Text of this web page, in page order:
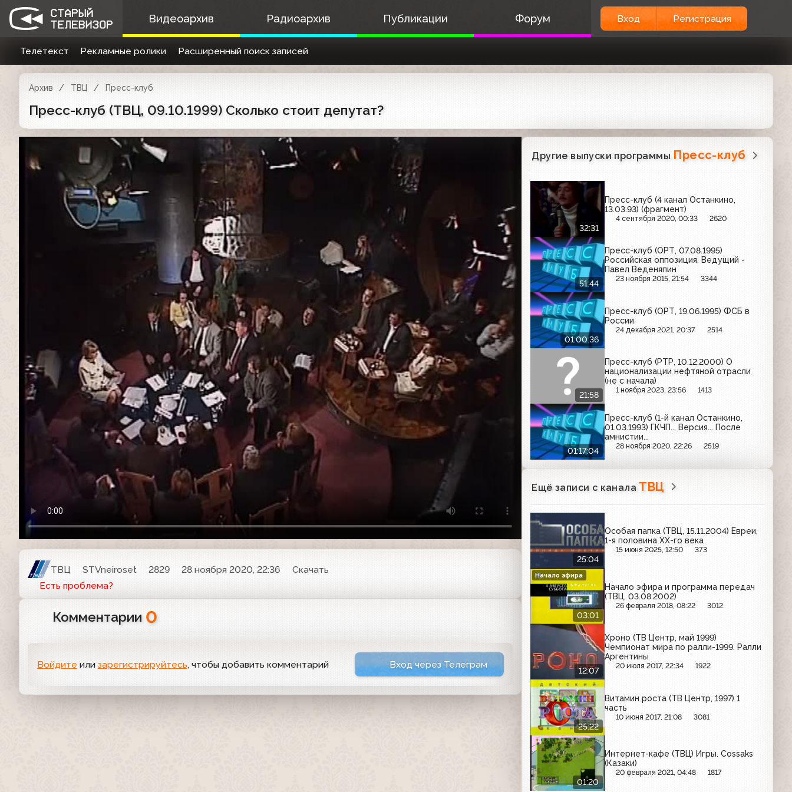
Видеоархив Радиоархив Публикации Форум Вход Регистрация
Телетекст Рекламные ролики Расширенный поиск записей
Архив ТВЦ Пресс-клуб
Пресс-клуб (ТВЦ, 09.10.1999) Сколько стоит депутат?
ТВЦ STVneiroset 2829 28 ноября 2020, 22:36
Скачать
Есть проблема?
Комментарии 0
Войдите или зарегистрируйтесь, чтобы добавить комментарий Вход через Телеграм
Другие выпуски программы Пресс-клуб
32:31
Пресс-клуб (4 канал Останкино,
13.03.93) (фрагмент)
4 сентября 2020, 00:33 2620
51:44
Пресс-клуб (ОРТ, 07.08.1995)
Российская оппозиция. Ведущий -
Павел Веденяпин
23 ноября 2015, 21:54 3344
01:00:36
Пресс-клуб (ОРТ, 19.06.1995) ФСБ в
России
24 декабря 2021, 20:37 2514
21:58
Пресс-клуб (РТР, 10.12.2000) О
национализации нефтяной отрасли
(не с начала)
1 ноября 2023, 23:56 1413
01:17:04
Пресс-клуб (1-й канал Останкино,
01.03.1993) ГКЧП... Версия... После
амнистии...
28 ноября 2020, 22:26 2519
Ещё записи с канала ТВЦ
25:04
Особая папка (ТВЦ, 15.11.2004) Евреи,
1-я половина ХХ-го века
15 июня 2025, 12:50 373
03:01
Начало эфира и программа передач
(ТВЦ, 03.08.2002)
26 февраля 2018, 08:22 3012
Начало эфира
12:07
Хроно (ТВ Центр, май 1999)
Чемпионат мира по ралли-1999. Ралли
Аргентины
20 июля 2017, 22:34 1922
25:22
Витамин роста (ТВ Центр, 1997) 1
часть
10 июня 2017, 21:08 3081
01:20
Интернет-кафе (ТВЦ) Игры. Cossaks
(Казаки)
20 февраля 2021, 04:48 1817